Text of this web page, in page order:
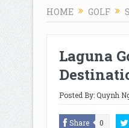
HOME GOLF
Laguna
Posted By:Quynh
Share 0